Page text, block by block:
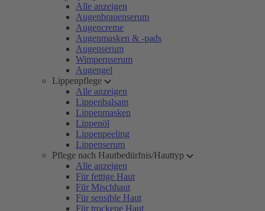
Alle anzeigen
Augenbrauenserum
Augencreme
Augenmasken & -pads
Augenserum
Wimpernserum
Augengel
Lippenpflege
Alle anzeigen
Lippenbalsam
Lippenmasken
Lippenöl
Lippenpeeling
Lippenserum
Pflege nach Hautbedürfnis/Hauttyp
Alle anzeigen
Für fettige Haut
Für Mischhaut
Für sensible Haut
Für trockene Haut